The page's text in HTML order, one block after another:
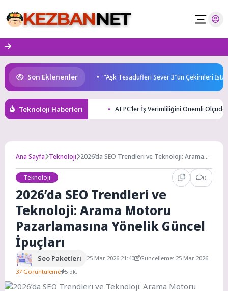
to
content
Son Eklenenler
gençleri İzmir’de “Aşk Tesadüfleri Sever 3″ün Çekimleri
Teknoloji Haberleri AI PC’ler İş Verimliliğini Önemli Ölçüde
Ana Sayfa Teknoloji 2026’da SEO Trendleri ve Teknoloji: Arama
Teknoloji 0
2026’da SEO Trendleri ve
Teknoloji: Arama Motoru
Pazarlamasına Yönelik Güncel
İpuçları
Seo Paketleri 25 Mar 2026 21:40
Güncelleme: 25 Mar 2026
37 Görüntüleme 5 dk.